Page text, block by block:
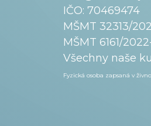
IČO: 70469474
MŠMT 32313/
MŠMT 6161/
Všechny naše
Fyzická osoba zapsaná v